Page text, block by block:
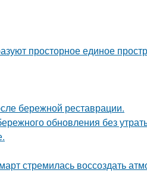
просторное единое
бережной реставрации.
обновления без
стремилась воссоздать